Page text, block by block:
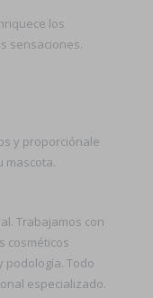
los
sensaciones.
y proporciónale
mascota.
Trabajamos con
cosméticos
podología. Todo
especializado.